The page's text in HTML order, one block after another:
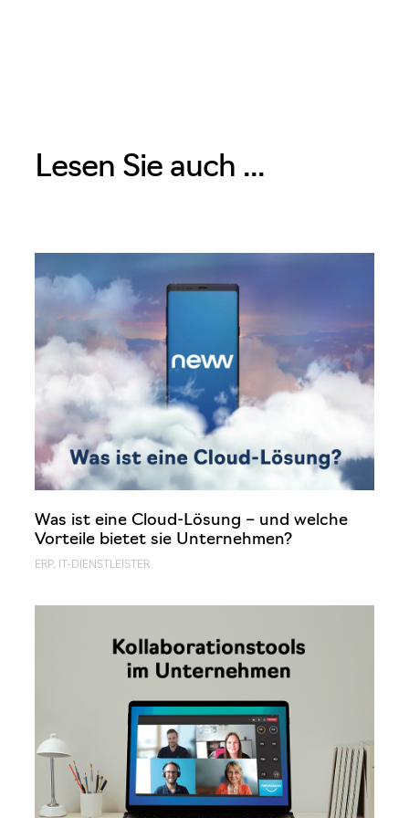
Lesen Sie auch ...
Was ist eine Cloud-Lösung – und welche
Vorteile bietet sie Unternehmen?
ERP, IT-DIENSTLEISTER